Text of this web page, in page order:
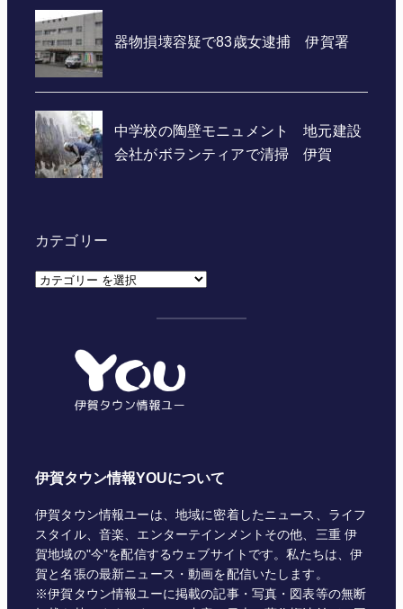
カテゴリー
カ
伊賀タウン情報YOUについて
伊賀タウン情報ユーは、地域に密着したニュース、ライフ
スタイル、音楽、エンターテインメントその他、三重 伊
賀地域の"今"を配信するウェブサイトです。私たちは、伊
賀と名張の最新ニュース・動画を配信いたします。
※伊賀タウン情報ユーに掲載の記事・写真・図表等の無断